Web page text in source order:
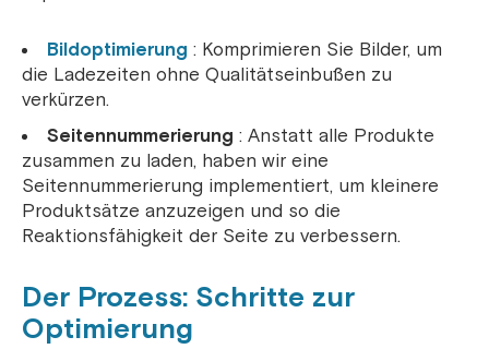
Bildoptimierung : Komprimieren Sie Bilder, um
die Ladezeiten ohne Qualitätseinbußen zu
verkürzen.
Seitennummerierung : Anstatt alle Produkte
zusammen zu laden, haben wir eine
Seitennummerierung implementiert, um kleinere
Produktsätze anzuzeigen und so die
Reaktionsfähigkeit der Seite zu verbessern.
Der Prozess: Schritte zur
Optimierung